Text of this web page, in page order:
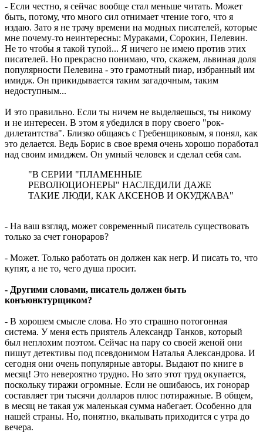
- Если честно, я сейчас вообще стал меньше читать. Может
быть, потому, что много сил отнимает чтение того, что я
издаю. Зато я не трачу времени на модных писателей, которые
мне почему-то неинтересны: Мураками, Сорокин, Пелевин.
Не то чтобы я такой тупой... Я ничего не имею против этих
писателей. Но прекрасно понимаю, что, скажем, львиная доля
популярности Пелевина - это грамотный пиар, избранный им
имидж. Он прикидывается таким загадочным, таким
недоступным...
И это правильно. Если ты ничем не выделяешься, ты никому
и не интересен. В этом я убедился в пору своего "рок-
дилетантства". Близко общаясь с Гребенщиковым, я понял, как
это делается. Ведь Борис в свое время очень хорошо поработал
над своим имиджем. Он умный человек и сделал себя сам.
"В СЕРИИ "ПЛАМЕННЫЕ
РЕВОЛЮЦИОНЕРЫ" НАСЛЕДИЛИ ДАЖЕ
ТАКИЕ ЛЮДИ, КАК АКСЕНОВ И ОКУДЖАВА"
- На ваш взгляд, может современный писатель существовать
только за счет гонораров?
- Может. Только работать он должен как негр. И писать то, что
купят, а не то, чего душа просит.
- Другими словами, писатель должен быть
конъюнктурщиком?
- В хорошем смысле слова. Но это страшно потогонная
система. У меня есть приятель Александр Танков, который
был неплохим поэтом. Сейчас на пару со своей женой они
пишут детективы под псевдонимом Наталья Александрова. И
сегодня они очень популярные авторы. Выдают по книге в
месяц! Это невероятно трудно. Но зато этот труд окупается,
поскольку тиражи огромные. Если не ошибаюсь, их гонорар
составляет три тысячи долларов плюс потиражные. В общем,
в месяц не такая уж маленькая сумма набегает. Особенно для
нашей страны. Но, понятно, вкалывать приходится с утра до
вечера.